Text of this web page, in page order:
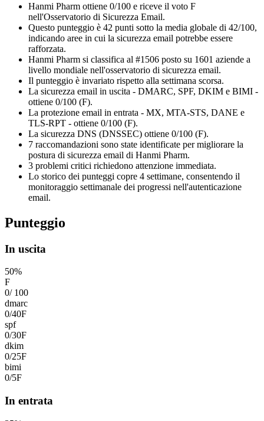
Hanmi Pharm ottiene 0/100 e riceve il voto F
nell'Osservatorio di Sicurezza Email.
Questo punteggio è 42 punti sotto la media globale di 42/100,
indicando aree in cui la sicurezza email potrebbe essere
rafforzata.
Hanmi Pharm si classifica al #1506 posto su 1601 aziende a
livello mondiale nell'osservatorio di sicurezza email.
Il punteggio è invariato rispetto alla settimana scorsa.
La sicurezza email in uscita - DMARC, SPF, DKIM e BIMI -
ottiene 0/100 (F).
La protezione email in entrata - MX, MTA-STS, DANE e
TLS-RPT - ottiene 0/100 (F).
La sicurezza DNS (DNSSEC) ottiene 0/100 (F).
7 raccomandazioni sono state identificate per migliorare la
postura di sicurezza email di Hanmi Pharm.
3 problemi critici richiedono attenzione immediata.
Lo storico dei punteggi copre 4 settimane, consentendo il
monitoraggio settimanale dei progressi nell'autenticazione
email.
Punteggio
In uscita
50%
F
0/ 100
dmarc
0/40F
spf
0/30F
dkim
0/25F
bimi
0/5F
In entrata